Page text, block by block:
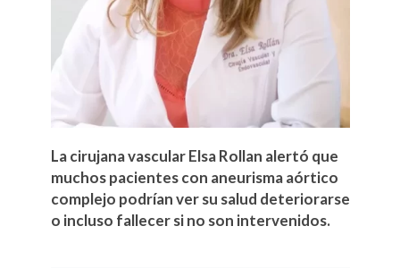
La cirujana vascular Elsa Rollan alertó que
muchos pacientes con aneurisma aórtico
complejo podrían ver su salud deteriorarse
o incluso fallecer si no son intervenidos.